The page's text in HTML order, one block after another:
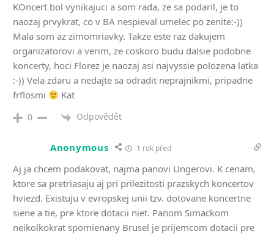
KOncert bol vynikajuci a som rada, ze sa podaril, je to
naozaj prvykrat, co v BA nespieval umelec po zenite:-))
Mala som az zimomriavky. Takze este raz dakujem
organizatorovi a verim, ze coskoro budu dalsie podobne
koncerty, hoci Florez je naozaj asi najvyssie polozena latka
:-)) Vela zdaru a nedajte sa odradit neprajnikmi, pripadne
frflosmi
Kat
0 Odpovědět
Anonymous 1 rok před
Aj ja chcem podakovat, najma panovi Ungerovi. K cenam,
ktore sa pretriasaju aj pri prilezitosti prazskych koncertov
hviezd. Existuju v evropskej unii tzv. dotovane koncertne
siene a tie, pre ktore dotacii niet. Panom Simackom
neikolkokrat spomienany Brusel je prijemcom dotacii pre